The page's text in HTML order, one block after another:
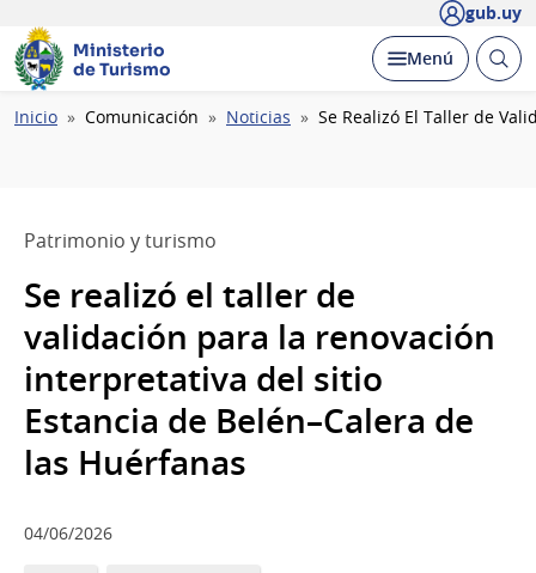
gub.uy
Ministerio
de Turismo
Desplegar
Menú Abrir
Ruta
Inicio Comunicación Noticias Se Realizó El Taller de
Patrimonio y turismo
Se realizó el taller de
validación para la renovación
interpretativa del sitio
Estancia de Belén–Calera de
las Huérfanas
04/06/2026